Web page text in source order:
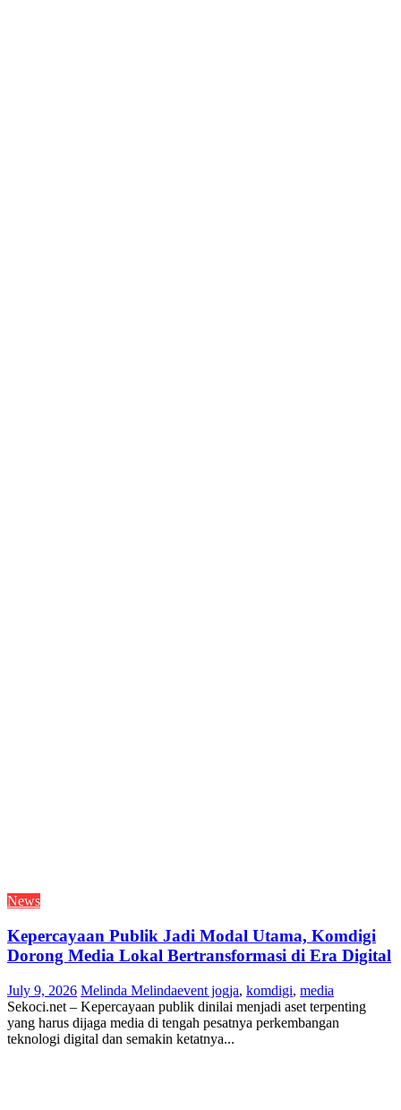
News
Kepercayaan Publik Jadi Modal Utama, Komdigi
Dorong Media Lokal Bertransformasi di Era Digital
July 9, 2026 Melinda Melindaevent jogja, komdigi, media
Sekoci.net – Kepercayaan publik dinilai menjadi aset terpenting
yang harus dijaga media di tengah pesatnya perkembangan
teknologi digital dan semakin ketatnya...